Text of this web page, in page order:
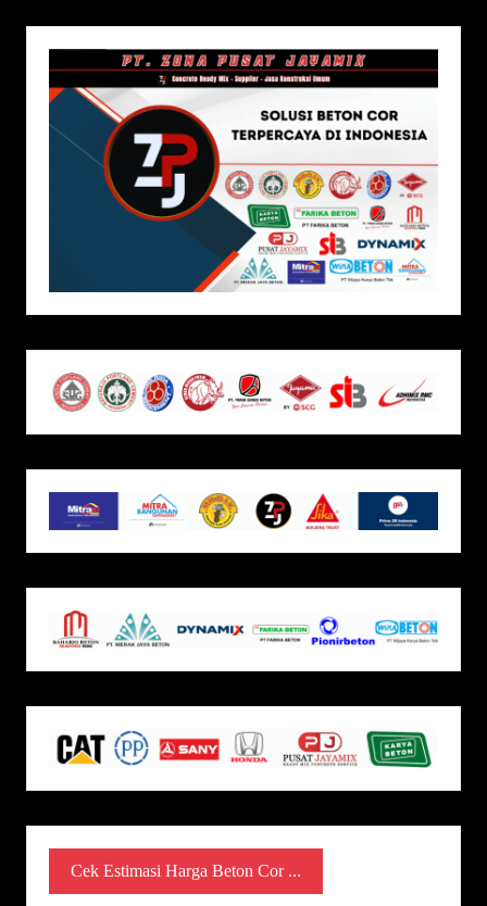
Cek Estimasi Harga Beton Cor ...